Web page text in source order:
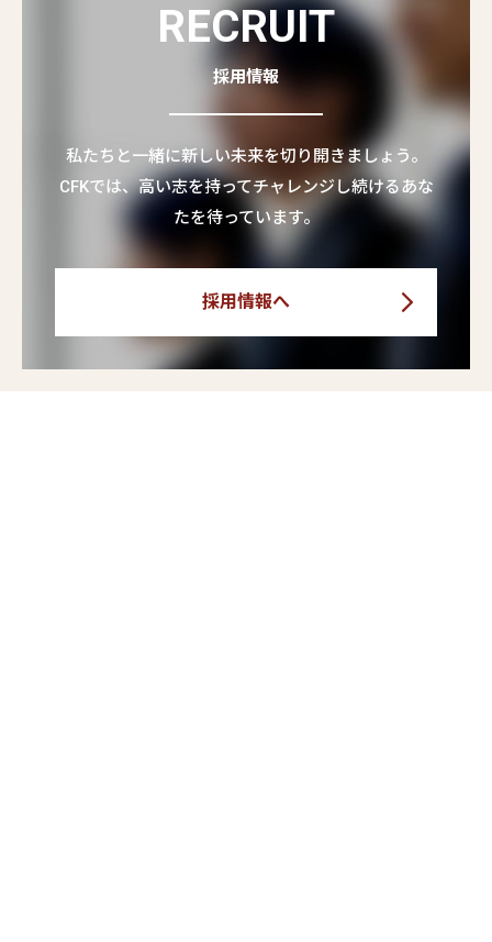
RECRUIT
採用情報
私たちと一緒に新しい未来を切り開きましょう。
CFKでは、高い志を持ってチャレンジし続けるあな
たを待っています。
採用情報へ